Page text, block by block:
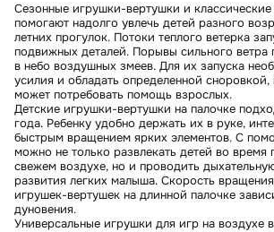
Сезонные игрушки-вертушки и
помогают надолго увлечь детей разного
летних прогулок. Потоки теплого ветерка
подвижных деталей. Порывы сильного ветра
в небо воздушных змеев. Для их запуска
усилия и обладать определенной
может потребовать помощь взрослых.
Детские игрушки-вертушки на палочке
года. Ребенку удобно держать их в руке,
быстрым вращением ярких элементов. С
можно не только развлекать детей во время
свежем воздухе, но и проводить
развития легких малыша. Скорость
игрушек-вертушек на длинной палочке
дуновения.
Универсальные игрушки для игр на воздухе